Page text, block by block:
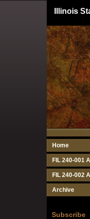
Illinois
Home
FIL 240-001
FIL 240-002
Archive
Subscribe